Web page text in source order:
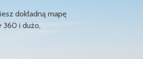
dokładną mapę
360 i dużo,